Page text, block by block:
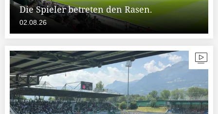
Die Spieler betreten den Rasen.
02.08.26